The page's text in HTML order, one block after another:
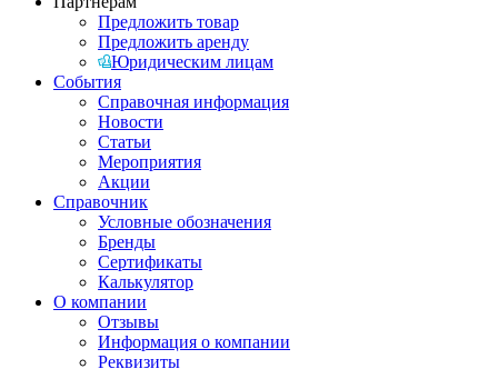
Предложить товар
Предложить аренду
Юридическим лицам
События
Справочная информация
Новости
Статьи
Мероприятия
Акции
Справочник
Условные обозначения
Бренды
Сертификаты
Калькулятор
О компании
Отзывы
Информация о компании
Реквизиты